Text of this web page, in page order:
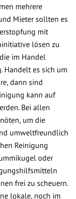
mehrere
Mieter sollten es
mit
lösen zu
im Handel
Handelt es sich um
dann sind
kann auf
Bei allen
um die
umweltfreundlich
Reinigung
oder
frei zu scheuern.
lokale, noch im